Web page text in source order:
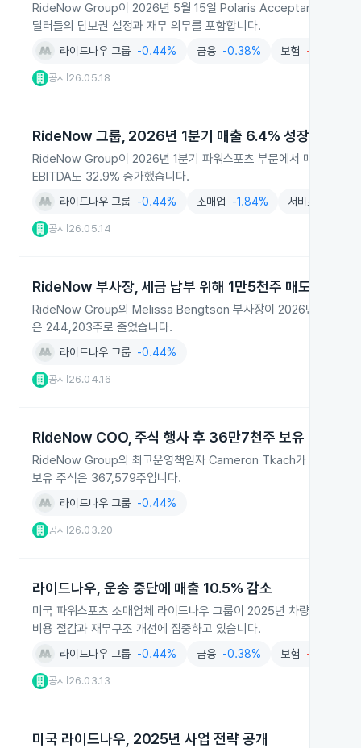
RideNow Group이 2026년 5월 15일 Polaris Acceptance와 재고
딜러들의 담보권 설정과 재무 의무를 포함합니다.
라이드나우 그룹 -0.44% 금융 -0.38% 보험 +0.62%
공시 26.05.18
RideNow 그룹, 2026년 1분기 매출 6.4% 성장
RideNow Group이 2026년 1분기 파워스포츠 부문에서 매출 2억
EBITDA도 32.9% 증가했습니다.
라이드나우 그룹 -0.44% 소매업 -1.84% 서비스
공시 26.05.14
RideNow 부사장, 세금 납부 위해 1만5천주 매도
RideNow Group의 Melissa Bengtson 부사장이 2026년 4월 15일
은 244,203주로 줄었습니다.
라이드나우 그룹 -0.44%
공시 26.04.16
RideNow COO, 주식 행사 후 36만7천주 보유
RideNow Group의 최고운영책임자 Cameron Tkach가 2026년 3
보유 주식은 367,579주입니다.
라이드나우 그룹 -0.44%
공시 26.03.20
라이드나우, 운송 중단에 매출 10.5% 감소
미국 파워스포츠 소매업체 라이드나우 그룹이 2025년 차량 운송 서
비용 절감과 재무구조 개선에 집중하고 있습니다.
라이드나우 그룹 -0.44% 금융 -0.38% 보험 +0.62%
공시 26.03.13
미국 라이드나우, 2025년 사업 전략 공개